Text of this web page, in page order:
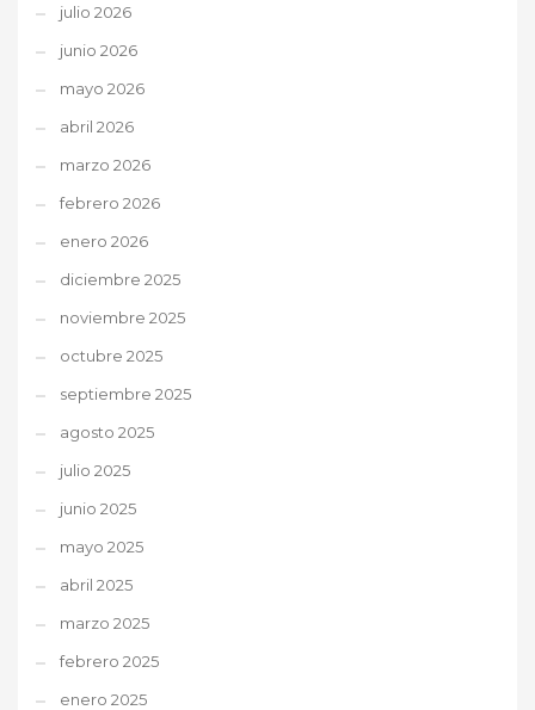
julio 2026
junio 2026
mayo 2026
abril 2026
marzo 2026
febrero 2026
enero 2026
diciembre 2025
noviembre 2025
octubre 2025
septiembre 2025
agosto 2025
julio 2025
junio 2025
mayo 2025
abril 2025
marzo 2025
febrero 2025
enero 2025